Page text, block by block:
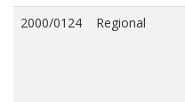
2000/0124 Regional